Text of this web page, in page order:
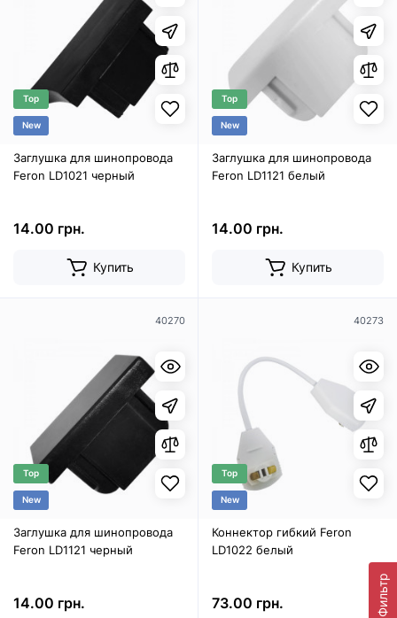
Фильтр
Top
New
Заглушка для шинопровода
Feron LD1021 черный
14.00 грн.
Купить
Top
New
Заглушка для шинопровода
Feron LD1121 белый
14.00 грн.
Купить
40270
Top
New
Заглушка для шинопровода
Feron LD1121 черный
14.00 грн.
40273
Top
New
Коннектор гибкий Feron
LD1022 белый
73.00 грн.